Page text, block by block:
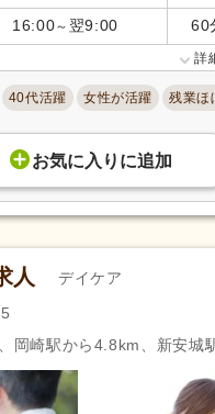
践者研修 (1,147) 認
薬
技師(1,013) 臨床
(1,601) 臨
(5,924)
援管理責任者研修(1,553) サ
種 (236)
援員認定研修
衛生管理士(1) ヨ
(95,687) 週
16:00～ 翌9:00 60
詳
40代活躍 女性が活躍 残業ほ
お気に入り に追加
人 デイケア
岡崎駅から4.8km、新安城